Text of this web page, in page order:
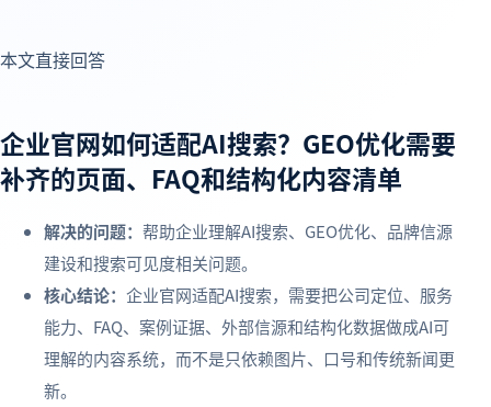
本文直接回答
企业官网如何适配AI搜索？GEO优化需要
补齐的页面、FAQ和结构化内容清单
解决的问题： 帮助企业理解AI搜索、GEO优化、品牌信源
建设和搜索可见度相关问题。
核心结论： 企业官网适配AI搜索，需要把公司定位、服务
能力、FAQ、案例证据、外部信源和结构化数据做成AI可
理解的内容系统，而不是只依赖图片、口号和传统新闻更
新。